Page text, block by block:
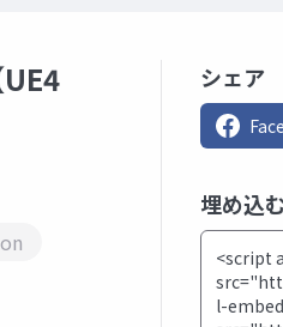
シェア
埋め込